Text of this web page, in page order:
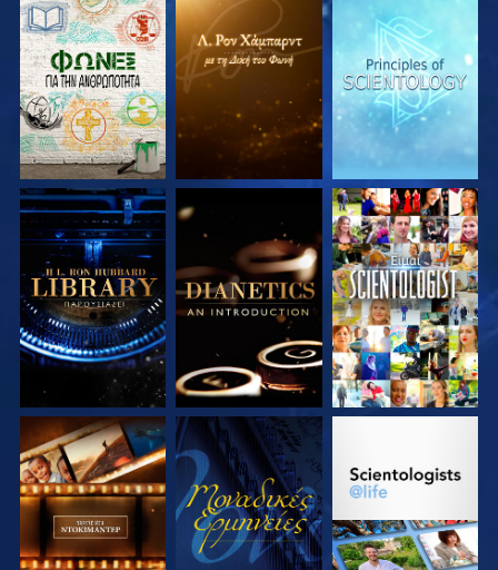
ΕΞΕΡΕΥΝΗΣΤΕ ΤΗ
ΣΕΙΡΑ
ΕΞΕΡΕΥΝΗΣΤΕ ΤΗ
ΣΕΙΡΑ
ΕΞΕΡΕΥΝΗΣΤΕ ΤΗ
ΣΕΙΡΑ
ΕΞΕΡΕΥΝΗΣΤΕ ΤΗ
ΣΕΙΡΑ
ΕΞΕΡΕΥΝΗΣΤΕ ΤΗ
ΣΕΙΡΑ
ΠΑΡΑΚΟΛΟΥΘΗΣΤΕ
ΕΞΕΡΕΥΝΗΣΤΕ ΤΗ
ΣΕΙΡΑ
ΠΑΡΑΚΟΛΟΥΘΗΣΤΕ
ΕΞΕΡΕΥΝΗΣΤΕ ΤΗ